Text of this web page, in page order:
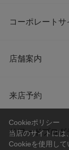
コーポレートサ
店舗案内
来店予約
リワードプログ
Cookieポリシー
当店のサイトには
Cookieを使用して